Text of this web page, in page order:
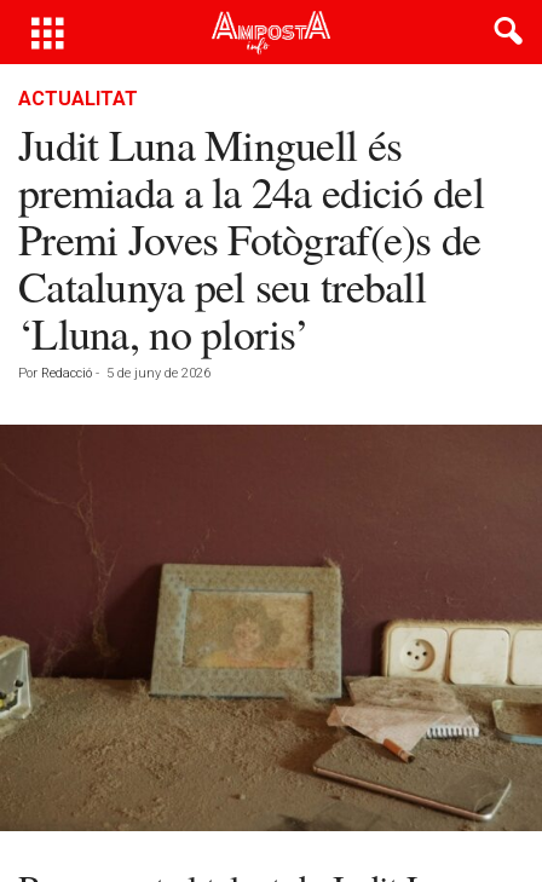
ACTUALITAT
Judit Luna Minguell és
premiada a la 24a edició del
Premi Joves Fotògraf(e)s de
Catalunya pel seu treball
‘Lluna, no ploris’
Por Redacció - 5 de juny de 2026